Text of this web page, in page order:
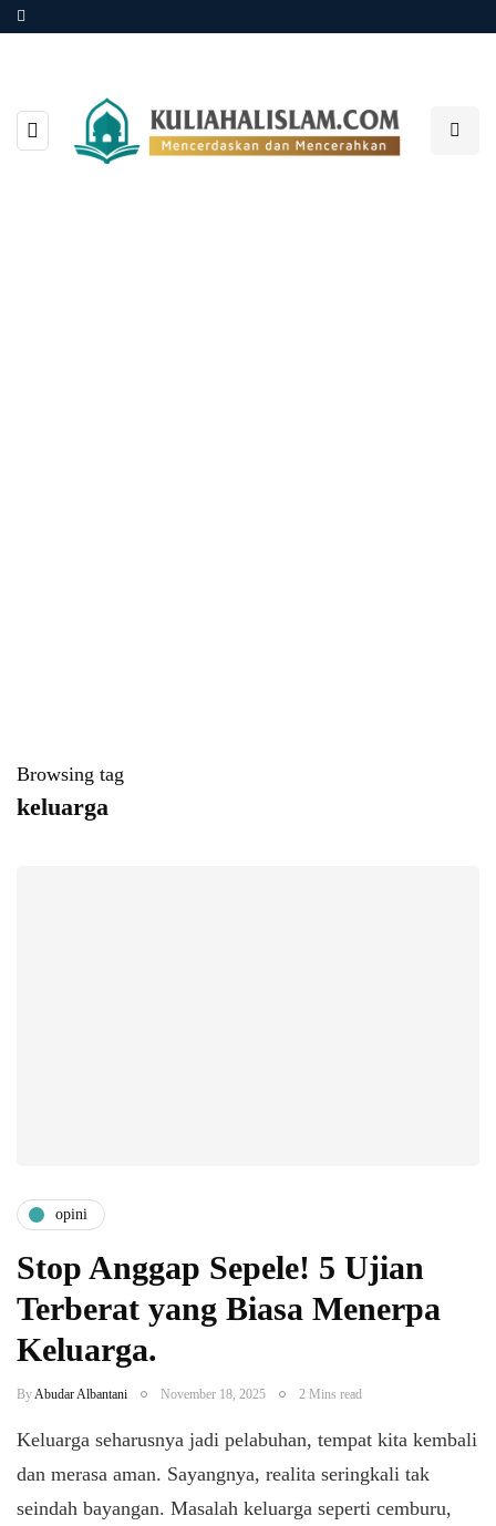
Browsing tag
keluarga
opini
Stop Anggap Sepele! 5 Ujian
Terberat yang Biasa Menerpa
Keluarga.
By Abudar Albantani November 18, 2025 2 Mins read
Keluarga seharusnya jadi pelabuhan, tempat kita kembali
dan merasa aman. Sayangnya, realita seringkali tak
seindah bayangan. Masalah keluarga seperti cemburu,